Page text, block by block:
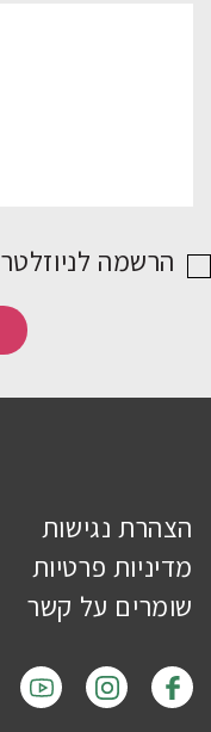
הרשמה לניוזלטר
הצהרת נגישות
מדיניות פרטיות
שומרים על קשר